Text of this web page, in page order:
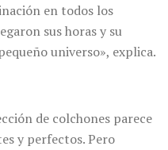
en todos los
sus horas y su
universo», explica.
de colchones parece
y perfectos. Pero